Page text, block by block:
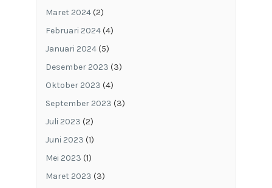
Maret 2024(2)
Februari 2024(4)
Januari 2024(5)
Desember 2023 (3)
Oktober 2023 (4)
September 2023 (3)
Juli 2023 (2)
Juni 2023 (1)
Mei 2023 (1)
Maret 2023 (3)